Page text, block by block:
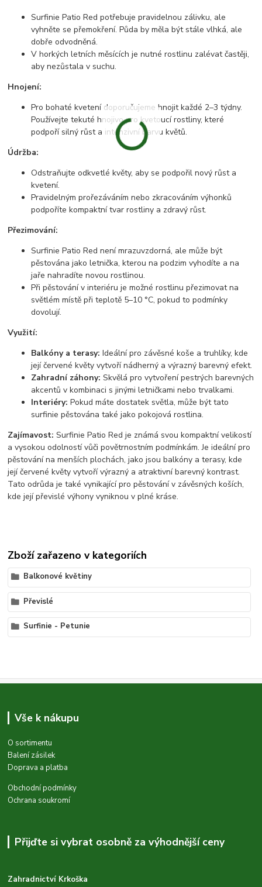
Surfinie Patio Red potřebuje pravidelnou zálivku, ale
vyhněte se přemokření. Půda by měla být stále vlhká, ale
dobře odvodněná.
V horkých letních měsících je nutné rostlinu zalévat častěji,
aby nezůstala v suchu.
Hnojení:
Pro bohaté kvetení doporučujeme hnojit každé 2–3 týdny.
Používejte tekuté hnojivo pro kvetoucí rostliny, které
podpoří silný růst a intenzivní barvu květů.
Údržba:
Odstraňujte odkvetlé květy, aby se podpořil nový růst a
kvetení.
Pravidelným prořezáváním nebo zkracováním výhonků
podpoříte kompaktní tvar rostliny a zdravý růst.
Přezimování:
Surfinie Patio Red není mrazuvzdorná, ale může být
pěstována jako letnička, kterou na podzim vyhodíte a na
jaře nahradíte novou rostlinou.
Při pěstování v interiéru je možné rostlinu přezimovat na
světlém místě při teplotě 5–10 °C, pokud to podmínky
dovolují.
Využití:
Balkóny a terasy: Ideální pro závěsné koše a truhlíky, kde
její červené květy vytvoří nádherný a výrazný barevný efekt.
Zahradní záhony: Skvělá pro vytvoření pestrých barevných
akcentů v kombinaci s jinými letničkami nebo trvalkami.
Interiéry: Pokud máte dostatek světla, může být tato
surfinie pěstována také jako pokojová rostlina.
Zajímavost: Surfinie Patio Red je známá svou kompaktní velikostí
a vysokou odolností vůči povětrnostním podmínkám. Je ideální pro
pěstování na menších plochách, jako jsou balkóny a terasy, kde
její červené květy vytvoří výrazný a atraktivní barevný kontrast.
Tato odrůda je také vynikající pro pěstování v závěsných koších,
kde její převislé výhony vyniknou v plné kráse.
Zboží zařazeno v kategoriích
Balkonové květiny
Převislé
Surfinie - Petunie
Vše k nákupu
O sortimentu
Balení zásilek
Doprava a platba
Obchodní podmínky
Ochrana soukromí
Přijďte si vybrat osobně za výhodnější ceny
Zahradnictví Krkoška